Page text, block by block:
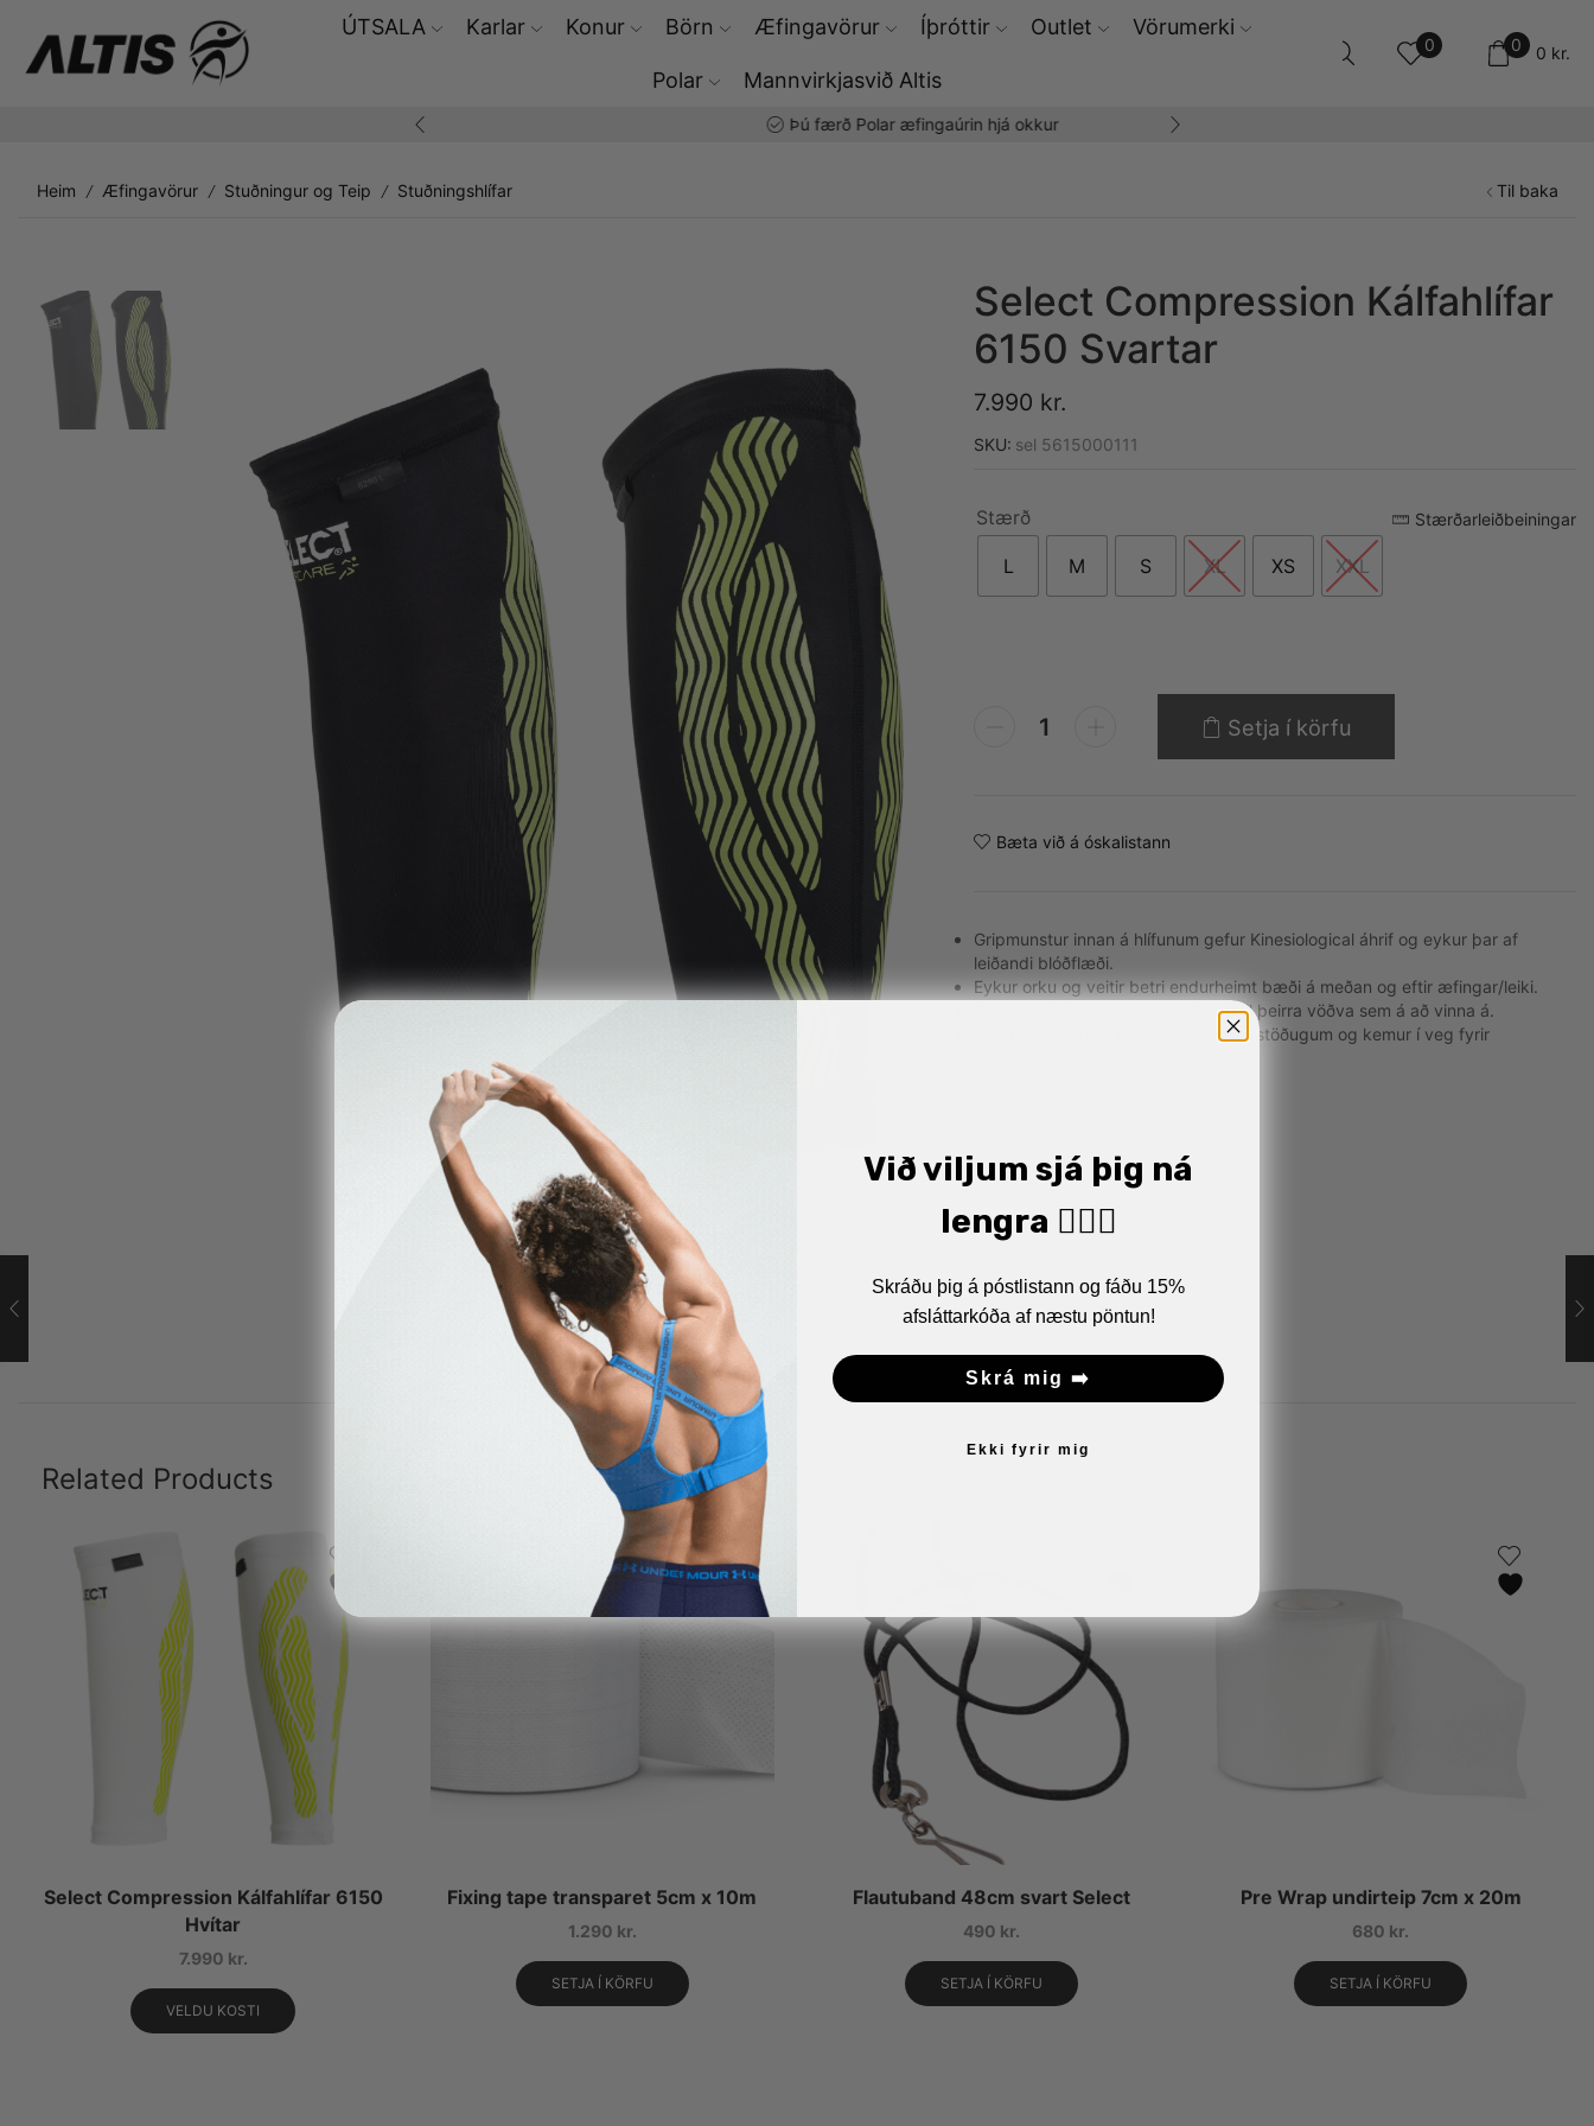
ÚTSALA Karlar Konur Börn Æfingavörur Íþróttir Outlet Vörumerki
Polar Mannvirkjasvið Altis
0 0 0 kr.
Þú færð Polar æfingaúrin hjá okkur
Heim / Æfingavörur / Stuðningur og Teip / Stuðningshlífar Til baka
Select Compression Kálfahlífar
6150 Svartar
7.990 kr.
SKU: sel 5615000111
Stærðarleiðbeiningar
Stærð
L M S XL XS XXL
Setja í körfu
Bæta við á óskalistann
Gripmunstur innan á hlífunum gefur Kinesiological áhrif og eykur þar af
leiðandi blóðflæði.
Eykur orku og veitir betri endurheimt bæði á meðan og eftir æfingar/leiki.
Gripmunstrið er sett upp með tilliti til þeirra vöðva sem á að vinna á.
Compressionefnið heldur vöðvunum stöðugum og kemur í veg fyrir
Related Products
Select Compression Kálfahlífar 6150
Hvítar
7.990 kr.
VELDU KOSTI
Fixing tape transparet 5cm x 10m
1.290 kr.
SETJA Í KÖRFU
Flautuband 48cm svart Select
490 kr.
SETJA Í KÖRFU
Pre Wrap undirteip 7cm x 20m
680 kr.
SETJA Í KÖRFU
Við viljum sjá þig ná
lengra 🏋🏼‍♂️
Skráðu þig á póstlistann og fáðu 15%
afsláttarkóða af næstu pöntun!
Skrá mig ➡️
Ekki fyrir mig